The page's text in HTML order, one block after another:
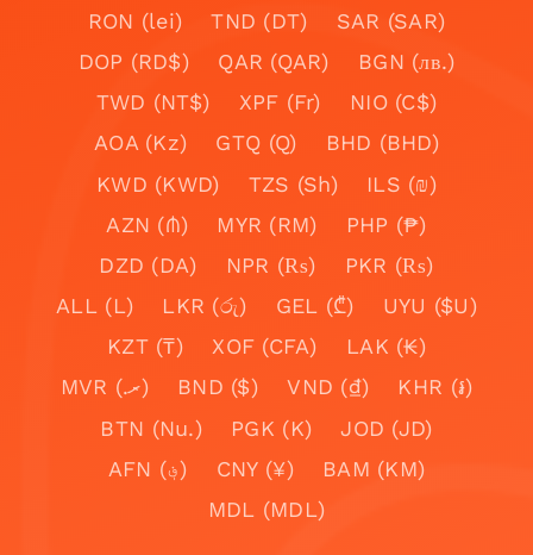
RON (lei)
TND (DT)
SAR (SAR)
DOP (RD$)
QAR (QAR)
BGN (лв.)
TWD (NT$)
XPF (Fr)
NIO (C$)
AOA (Kz)
GTQ (Q)
BHD (BHD)
KWD (KWD)
TZS (Sh)
ILS (₪)
AZN (₼)
MYR (RM)
PHP (₱)
DZD (DA)
NPR (₨)
PKR (₨)
ALL (L)
LKR (රු) GEL (₾)
UYU ($U)
KZT (₸)
XOF (CFA)
LAK (₭)
MVR (.ރ)
BND ($) VND (₫)
KHR (៛)
BTN (Nu.)
PGK (K)
JOD (JD)
AFN (؋)
CNY (¥)
BAM (KM)
MDL (MDL)